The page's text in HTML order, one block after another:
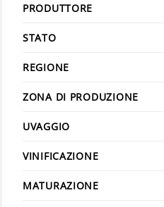
PRODUTTORE
STATO
REGIONE
ZONA DI PRODUZIONE
UVAGGIO
VINIFICAZIONE
MATURAZIONE